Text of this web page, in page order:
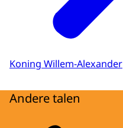
Koning Willem-Alexander
Andere talen